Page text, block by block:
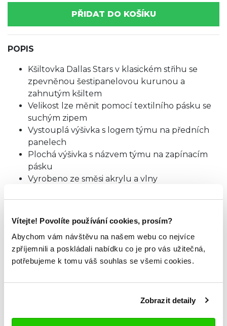
Vítejte! Povolíte používání cookies, prosím?
Abychom vám návštěvu na našem webu co nejvíce
zpříjemnili a poskládali nabídku co je pro vás užitečná,
potřebujeme k tomu váš souhlas se všemi cookies.
Zobrazit detaily
PŘIDAT DO KOŠÍKU
POPIS
Kšiltovka Dallas Stars v klasickém střihu se
zpevněnou šestipanelovou kurunou a
zahnutým kšiltem
Velikost lze měnit pomocí textilního pásku se
suchým zipem
Vystouplá výšivka s logem týmu na předních
panelech
Plochá výšivka s názvem týmu na zapínacím
pásku
Vyrobeno ze směsi akrylu a vlny
Materiál: 85% akryl, 15% vlna
ZKOUKNI TAKÉ TYTO.